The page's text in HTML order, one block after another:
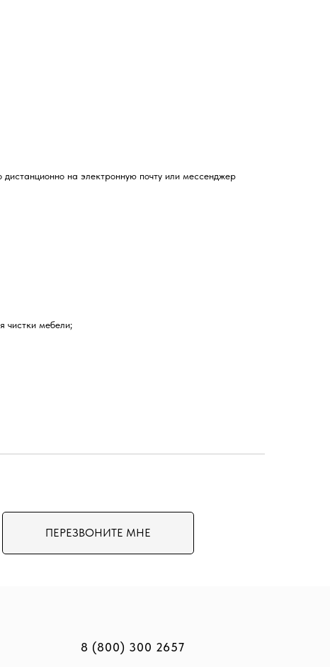
на электронную почту или мессенджер
чистки мебели;
ПЕРЕЗВОНИТЕ МНЕ
8 (800) 300 2657